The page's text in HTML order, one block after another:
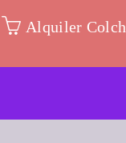
Alquiler